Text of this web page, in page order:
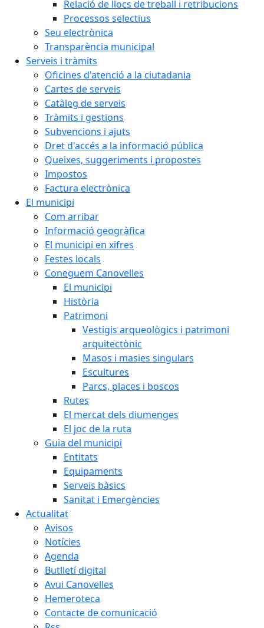
Relació de llocs de treball i retribucions
Processos selectius
Seu electrònica
Transparència municipal
Serveis i tràmits
Oficines d'atenció a la ciutadania
Cartes de serveis
Catàleg de serveis
Tràmits i gestions
Subvencions i ajuts
Dret d'accés a la informació pública
Queixes, suggeriments i propostes
Impostos
Factura electrònica
El municipi
Com arribar
Informació geogràfica
El municipi en xifres
Festes locals
Coneguem Canovelles
El municipi
Història
Patrimoni
Vestigis arqueològics i patrimoni
arquitectònic
Masos i masies singulars
Escultures
Parcs, places i boscos
Rutes
El mercat dels diumenges
El joc de la ruta
Guia del municipi
Entitats
Equipaments
Serveis bàsics
Sanitat i Emergències
Actualitat
Avisos
Notícies
Agenda
Butlletí digital
Avui Canovelles
Hemeroteca
Contacte de comunicació